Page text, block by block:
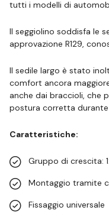
tutti i modelli di
Il seggiolino soddisfa le
approvazione R129,
Il sedile largo è stato
comfort ancora
anche dai braccioli, che
postura corretta durante
Caratteristiche:
Gruppo di crescita:
Montaggio tramite
Fissaggio universale